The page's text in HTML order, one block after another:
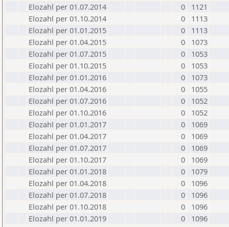
Elozahl per 01.07.2014
0
1121
Elozahl per 01.10.2014
0
1113
Elozahl per 01.01.2015
0
1113
Elozahl per 01.04.2015
0
1073
Elozahl per 01.07.2015
0
1053
Elozahl per 01.10.2015
0
1053
Elozahl per 01.01.2016
0
1073
Elozahl per 01.04.2016
0
1055
Elozahl per 01.07.2016
0
1052
Elozahl per 01.10.2016
0
1052
Elozahl per 01.01.2017
0
1069
Elozahl per 01.04.2017
0
1069
Elozahl per 01.07.2017
0
1069
Elozahl per 01.10.2017
0
1069
Elozahl per 01.01.2018
0
1079
Elozahl per 01.04.2018
0
1096
Elozahl per 01.07.2018
0
1096
Elozahl per 01.10.2018
0
1096
Elozahl per 01.01.2019
0
1096